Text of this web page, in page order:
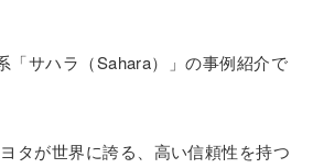
「サハラ（Sahara）」の事例紹介で
タが世界に誇る、高い信頼性を持つ